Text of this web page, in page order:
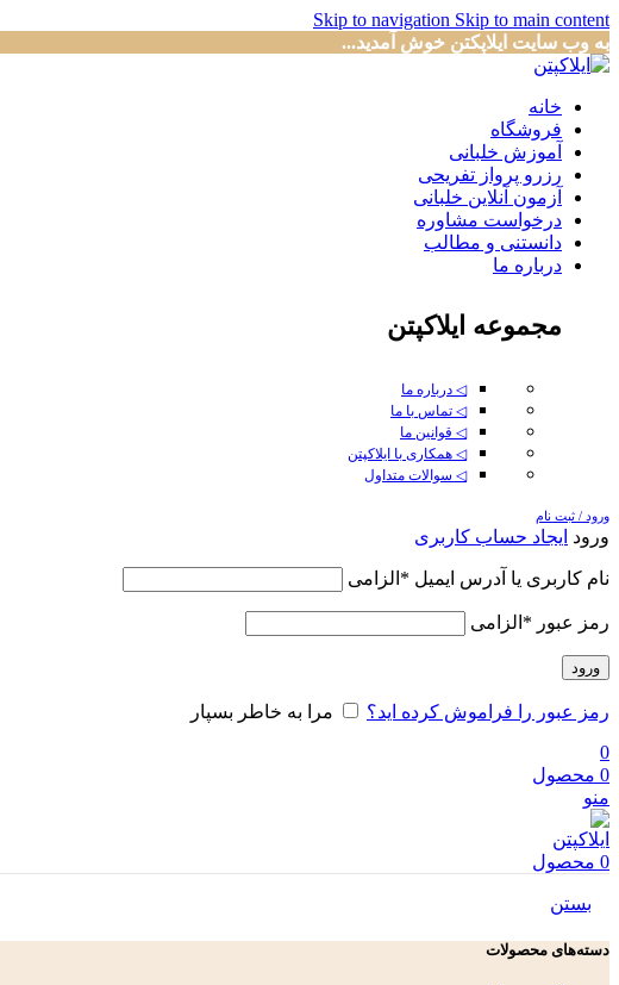
Skip to navigation Skip to main content
به وب سایت ایلاپکتن خوش آمدید...
خانه
فروشگاه
آموزش خلبانی
رزرو پرواز تفریحی
آزمون آنلاین خلبانی
درخواست مشاوره
دانستنی و مطالب
درباره ما
مجموعه ایلاکپتن
◁ درباره ما
◁ تماس با ما
◁ قوانین ما
◁ همکاری با ایلاکپتن
◁ سوالات متداول
ورود / ثبت نام
ورود ایجاد حساب کاربری
نام کاربری یا آدرس ایمیل * الزامی
رمز عبور * الزامی
ورود
رمز عبور را فراموش کرده اید؟
مرا به خاطر بسپار
0
0 محصول
منو
0 محصول
بستن
دسته‌های محصولات